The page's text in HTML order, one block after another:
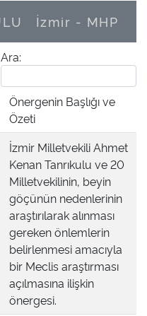
İzmir - MHP
Ara:
Önergenin Başlığı ve
Özeti
İzmir Milletvekili Ahmet
Kenan Tanrıkulu ve 20
Milletvekilinin, beyin
göçünün nedenlerinin
araştırılarak alınması
gereken önlemlerin
belirlenmesi amacıyla
bir Meclis araştırması
açılmasına ilişkin
önergesi.